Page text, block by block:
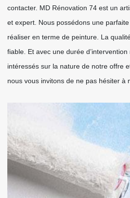
contacter. MD Rénovation 74 est un
et expert. Nous possédons une
réaliser en terme de peinture. La
fiable. Et avec une durée
intéressés sur la nature de notre offre
nous vous invitons de ne pas hésiter à